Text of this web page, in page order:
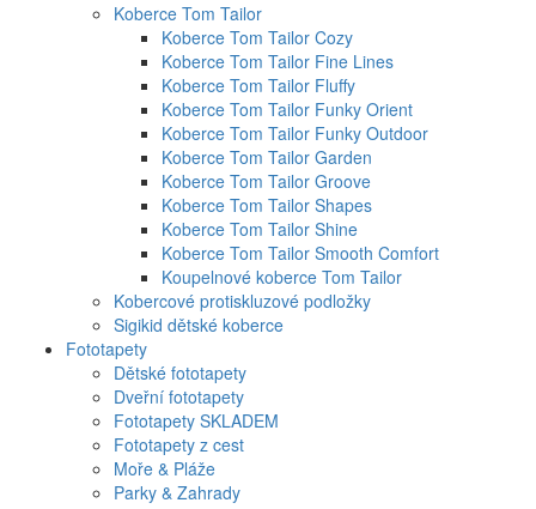
Koberce Tom Tailor
Koberce Tom Tailor Cozy
Koberce Tom Tailor Fine Lines
Koberce Tom Tailor Fluffy
Koberce Tom Tailor Funky Orient
Koberce Tom Tailor Funky Outdoor
Koberce Tom Tailor Garden
Koberce Tom Tailor Groove
Koberce Tom Tailor Shapes
Koberce Tom Tailor Shine
Koberce Tom Tailor Smooth Comfort
Koupelnové koberce Tom Tailor
Kobercové protiskluzové podložky
Sigikid dětské koberce
Fototapety
Dětské fototapety
Dveřní fototapety
Fototapety SKLADEM
Fototapety z cest
Moře & Pláže
Parky & Zahrady